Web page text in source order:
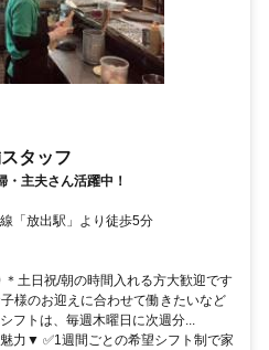
タッフ
主夫さん活躍中！
「放出駅」より徒歩5分
土日祝/朝の時間入れる方大歓迎です
様のお迎えに合わせて働きたいなど
フトは、毎週木曜日に次週分...
力▼ ✅1週間ごとの希望シフト制で家